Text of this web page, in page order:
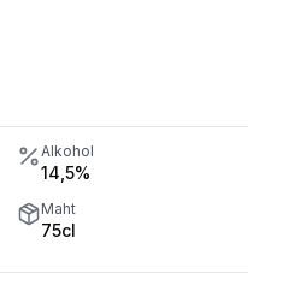
Alkohol
14,5%
Maht
75cl